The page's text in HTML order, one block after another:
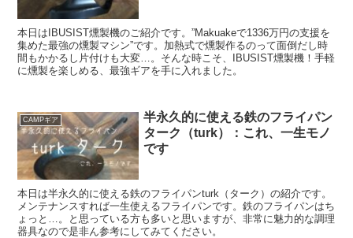
本日はIBUSIST燻製機のご紹介です。”Makuakeで1336万円の支援を
集めた最強の燻製マシン”です。加熱式で燻製作るのって面倒だし時
間もかかるし片付けも大変…。そんな時こそ、IBUSIST燻製機！手軽
に燻製を楽しめる、最強ギアを手に入れました。
CAMPギア
半永久的に使える鉄のフライパン
ターク（turk）：これ、一生モノ
です
本日は半永久的に使える鉄のフライパンturk（ターク）の紹介です。
メンテナンスすれば一生使えるフライパンです。鉄のフライパンはち
ょっと…。と思っている方も多いと思いますが、非常に魅力的な調理
器具なので是非ん参考にしてみてください。